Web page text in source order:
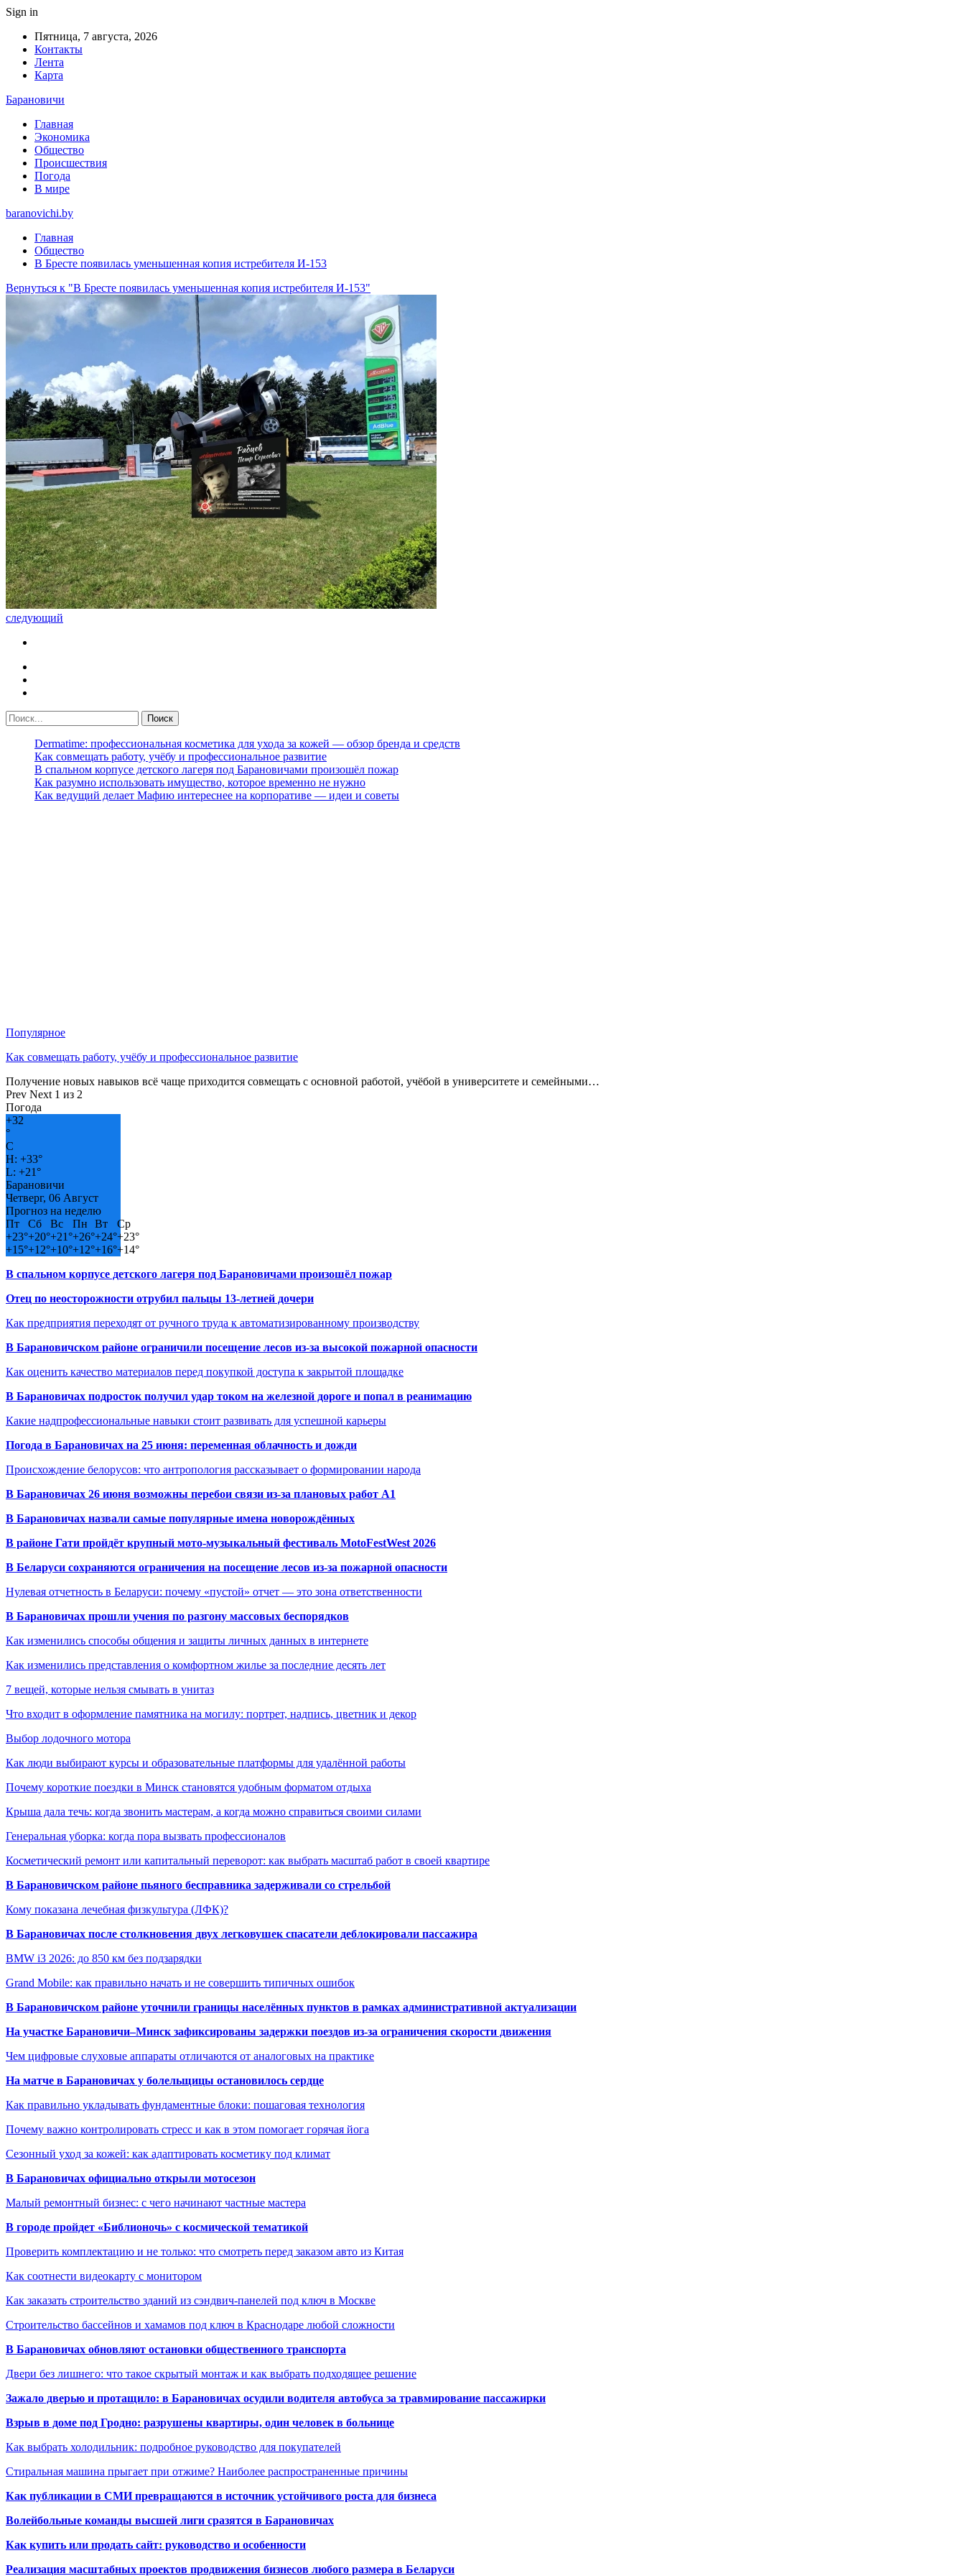
Sign in
Пятница, 7 августа, 2026
Контакты
Лента
Карта
Барановичи
Главная
Экономика
Общество
Происшествия
Погода
В мире
baranovichi.by
Главная
Общество
В Бресте появилась уменьшенная копия истребителя И-153
Вернуться к "В Бресте появилась уменьшенная копия истребителя И-153"
следующий
Dermatime: профессиональная косметика для ухода за кожей — обзор бренда и средств
Как совмещать работу, учёбу и профессиональное развитие
В спальном корпусе детского лагеря под Барановичами произошёл пожар
Как разумно использовать имущество, которое временно не нужно
Как ведущий делает Мафию интереснее на корпоративе — идеи и советы
Популярное
Как совмещать работу, учёбу и профессиональное развитие
Получение новых навыков всё чаще приходится совмещать с основной работой, учёбой в университете и семейными…
Prev Next 1 из 2
Погода
+32
°
C
H: +33°
L: +21°
Барановичи
Четверг, 06 Август
Прогноз на неделю
Пт
Сб Вс Пн Вт
Ср
+23°+20°+21°+26°+24°+23°
+15°+12°+10°+12°+16°+14°
В спальном корпусе детского лагеря под Барановичами произошёл пожар
Отец по неосторожности отрубил пальцы 13-летней дочери
Как предприятия переходят от ручного труда к автоматизированному производству
В Барановичском районе ограничили посещение лесов из-за высокой пожарной опасности
Как оценить качество материалов перед покупкой доступа к закрытой площадке
В Барановичах подросток получил удар током на железной дороге и попал в реанимацию
Какие надпрофессиональные навыки стоит развивать для успешной карьеры
Погода в Барановичах на 25 июня: переменная облачность и дожди
Происхождение белорусов: что антропология рассказывает о формировании народа
В Барановичах 26 июня возможны перебои связи из-за плановых работ A1
В Барановичах назвали самые популярные имена новорождённых
В районе Гати пройдёт крупный мото-музыкальный фестиваль MotoFestWest 2026
В Беларуси сохраняются ограничения на посещение лесов из-за пожарной опасности
Нулевая отчетность в Беларуси: почему «пустой» отчет — это зона ответственности
В Барановичах прошли учения по разгону массовых беспорядков
Как изменились способы общения и защиты личных данных в интернете
Как изменились представления о комфортном жилье за последние десять лет
7 вещей, которые нельзя смывать в унитаз
Что входит в оформление памятника на могилу: портрет, надпись, цветник и декор
Выбор лодочного мотора
Как люди выбирают курсы и образовательные платформы для удалённой работы
Почему короткие поездки в Минск становятся удобным форматом отдыха
Крыша дала течь: когда звонить мастерам, а когда можно справиться своими силами
Генеральная уборка: когда пора вызвать профессионалов
Косметический ремонт или капитальный переворот: как выбрать масштаб работ в своей квартире
В Барановичском районе пьяного бесправника задерживали со стрельбой
Кому показана лечебная физкультура (ЛФК)?
В Барановичах после столкновения двух легковушек спасатели деблокировали пассажира
BMW i3 2026: до 850 км без подзарядки
Grand Mobile: как правильно начать и не совершить типичных ошибок
В Барановичском районе уточнили границы населённых пунктов в рамках административной актуализации
На участке Барановичи–Минск зафиксированы задержки поездов из-за ограничения скорости движения
Чем цифровые слуховые аппараты отличаются от аналоговых на практике
На матче в Барановичах у болельщицы остановилось сердце
Как правильно укладывать фундаментные блоки: пошаговая технология
Почему важно контролировать стресс и как в этом помогает горячая йога
Сезонный уход за кожей: как адаптировать косметику под климат
В Барановичах официально открыли мотосезон
Малый ремонтный бизнес: с чего начинают частные мастера
В городе пройдет «Библионочь» с космической тематикой
Проверить комплектацию и не только: что смотреть перед заказом авто из Китая
Как соотнести видеокарту с монитором
Как заказать строительство зданий из сэндвич-панелей под ключ в Москве
Строительство бассейнов и хамамов под ключ в Краснодаре любой сложности
В Барановичах обновляют остановки общественного транспорта
Двери без лишнего: что такое скрытый монтаж и как выбрать подходящее решение
Зажало дверью и протащило: в Барановичах осудили водителя автобуса за травмирование пассажирки
Взрыв в доме под Гродно: разрушены квартиры, один человек в больнице
Как выбрать холодильник: подробное руководство для покупателей
Стиральная машина прыгает при отжиме? Наиболее распространенные причины
Как публикации в СМИ превращаются в источник устойчивого роста для бизнеса
Волейбольные команды высшей лиги сразятся в Барановичах
Как купить или продать сайт: руководство и особенности
Реализация масштабных проектов продвижения бизнесов любого размера в Беларуси